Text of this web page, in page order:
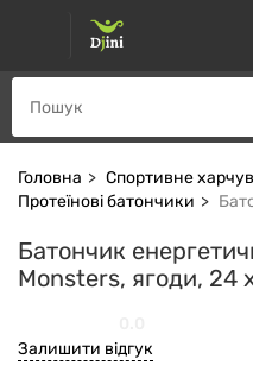
Головна
Спортивне
Протеїнові батончики
Батончик
Monsters, ягоди, 24
Залишити відгук